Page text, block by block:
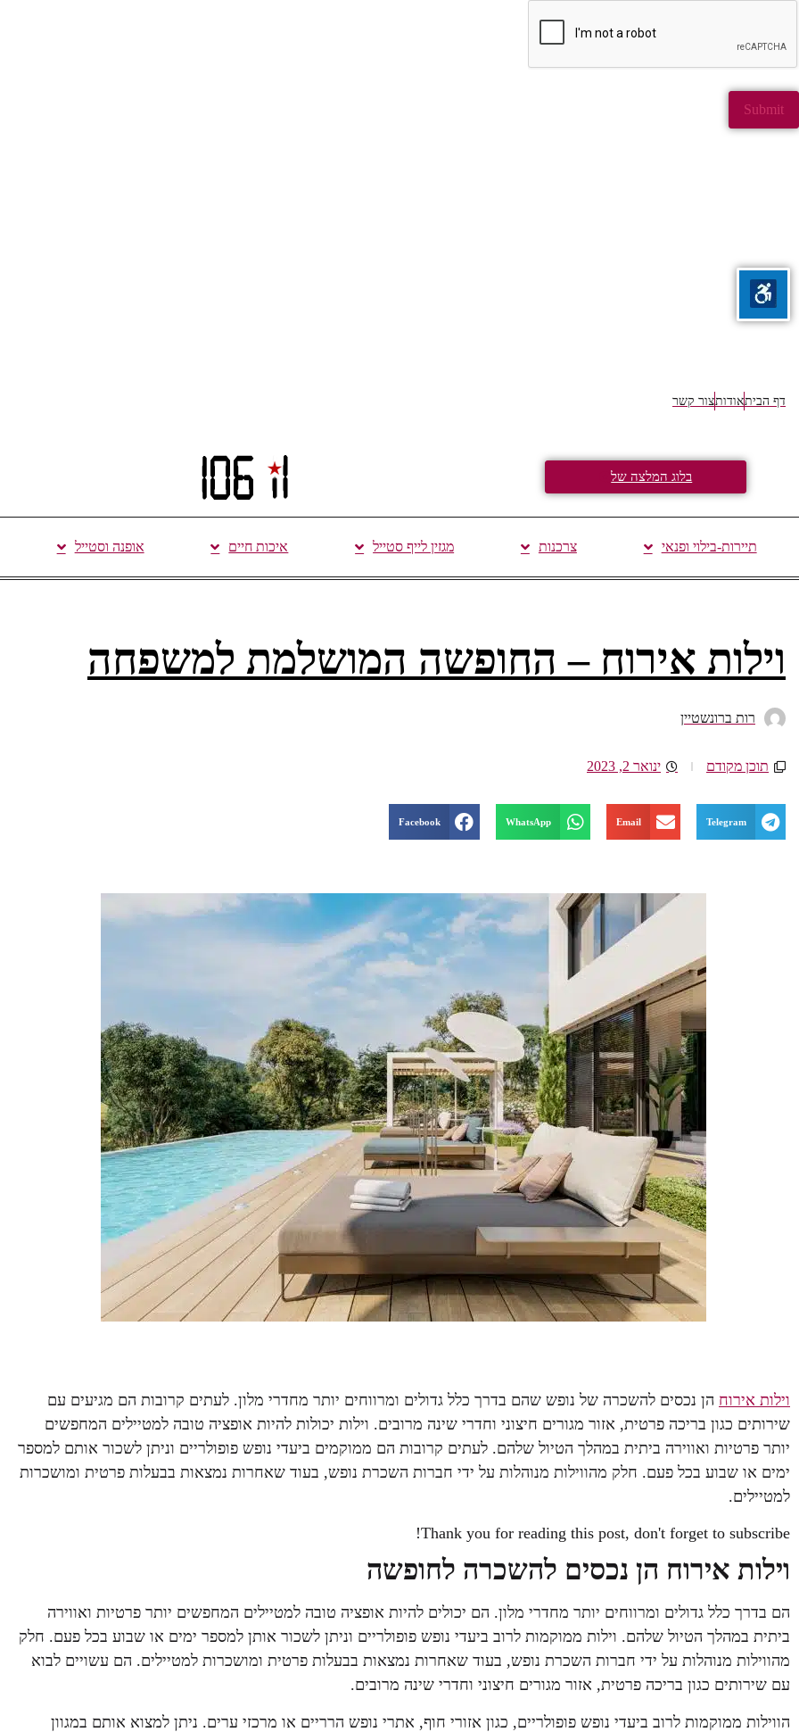
דף הביתאודותצור קשר
בלוג המלצה של
תיירות-בילוי ופנאי צרכנות מגזין לייף סטייל איכות חיים אופנה וסטייל
וילות אירוח – החופשה המושלמת למשפחה
רות ברונשטיין
תוכן מקודם ינואר 2, 2023
Telegram
Email
WhatsApp
Facebook
וילות אירוח הן נכסים להשכרה של נופש שהם בדרך כלל גדולים ומרווחים יותר מחדרי מלון. לעתים קרובות הם מגיעים עם
שירותים כגון בריכה פרטית, אזור מגורים חיצוני וחדרי שינה מרובים. וילות יכולות להיות אופציה טובה למטיילים המחפשים
יותר פרטיות ואווירה ביתית במהלך הטיול שלהם. לעתים קרובות הם ממוקמים ביעדי נופש פופולריים וניתן לשכור אותם למספר
ימים או שבוע בכל פעם. חלק מהווילות מנוהלות על ידי חברות השכרת נופש, בעוד שאחרות נמצאות בבעלות פרטית ומושכרות
למטיילים.
Thank you for reading this post, don't forget to subscribe!
וילות אירוח הן נכסים להשכרה לחופשה
הם בדרך כלל גדולים ומרווחים יותר מחדרי מלון. הם יכולים להיות אופציה טובה למטיילים המחפשים יותר פרטיות ואווירה
ביתית במהלך הטיול שלהם. וילות ממוקמות לרוב ביעדי נופש פופולריים וניתן לשכור אותן למספר ימים או שבוע בכל פעם. חלק
מהווילות מנוהלות על ידי חברות השכרת נופש, בעוד שאחרות נמצאות בבעלות פרטית ומושכרות למטיילים. הם עשויים לבוא
עם שירותים כגון בריכה פרטית, אזור מגורים חיצוני וחדרי שינה מרובים.
הווילות ממוקמות לרוב ביעדי נופש פופולריים, כגון אזורי חוף, אתרי נופש הרריים או מרכזי ערים. ניתן למצוא אותם במגוון